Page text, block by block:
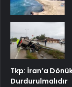
Tkp: İran’a
Durdurulmalıdır